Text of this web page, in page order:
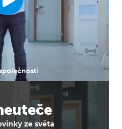
ze světa